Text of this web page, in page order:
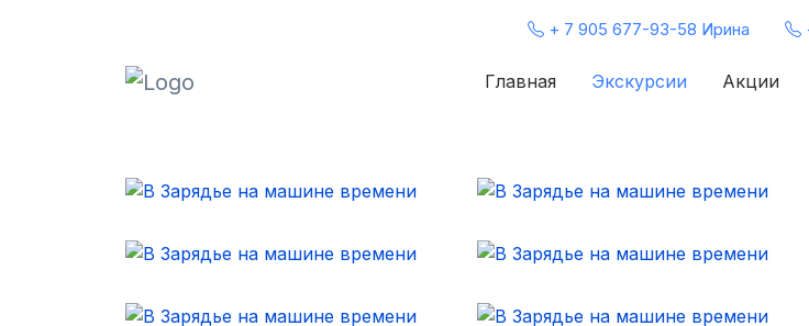
+ 7 905 677-93-58 Ирина
Главная Экскурсии Акции